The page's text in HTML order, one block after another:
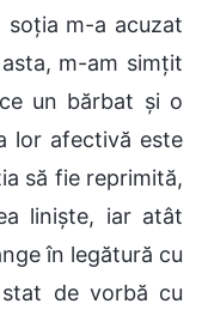
soția m-a acuzat
m-am simțit
un bărbat și o
lor afectivă este
să fie reprimită,
liniște, iar atât
în legătură cu
stat de vorbă cu